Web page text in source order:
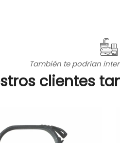
También te podrían
clientes